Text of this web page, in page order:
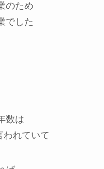
のため
でした
数は
れていて